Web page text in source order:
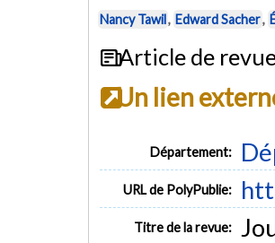
Nancy Tawil, Edward Sacher,
Article de
Un lien
Département:
URL de PolyPublie:
Titre de la revue: